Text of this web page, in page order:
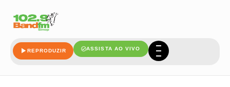
REPRODUZIR ASSISTA AO VIVO